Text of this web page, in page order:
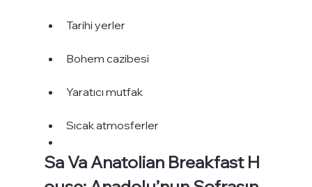
Tarihi yerler
Bohem cazibesi
Yaratıcı mutfak
Sıcak atmosferler
Sa Va Anatolian Breakfast H